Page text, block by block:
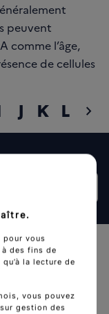
peuvent
comme l’âge,
de cellules
chevron_right
J K L M
vous
des fins de
la lecture de
vous pouvez
gestion des